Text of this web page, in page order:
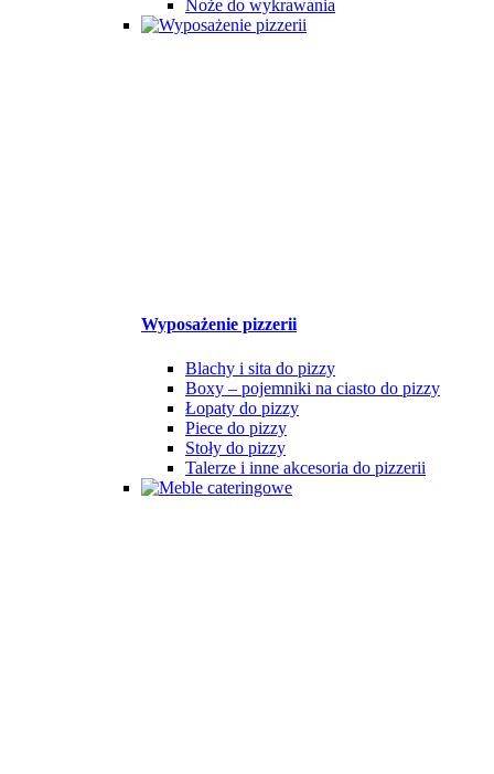
Noże do wykrawania
Wyposażenie pizzerii
Blachy i sita do pizzy
Boxy – pojemniki na ciasto do pizzy
Łopaty do pizzy
Piece do pizzy
Stoły do pizzy
Talerze i inne akcesoria do pizzerii